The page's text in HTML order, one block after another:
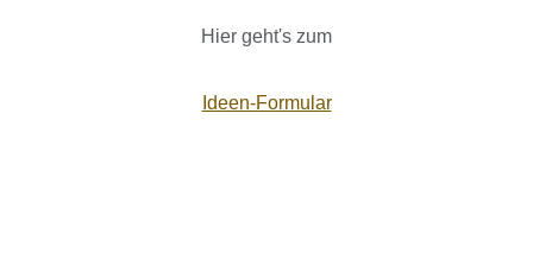
Hier geht's zum
Ideen-Formular